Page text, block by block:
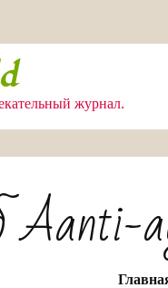
журнал.
Aanti-